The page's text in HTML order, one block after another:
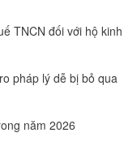
TNCN đối với hộ kinh
pháp lý dễ bị bỏ qua
năm 2026